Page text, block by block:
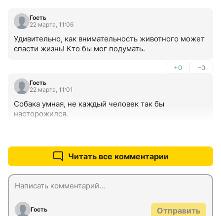
Гость
22 марта, 11:06
Удивительно, как внимательность животного может
спасти жизнь! Кто бы мог подумать.
+0 –0
Гость
22 марта, 11:01
Собака умная, не каждый человек так бы
насторожился.
Читать все комментарии
Гость Отправить